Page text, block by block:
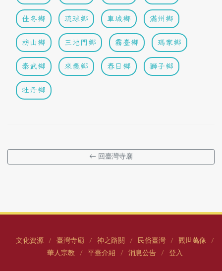
佳冬鄉 琉球鄉 車城鄉 滿州鄉
枋山鄉 三地門鄉 霧臺鄉 瑪家鄉
泰武鄉 來義鄉 春日鄉 獅子鄉
牡丹鄉
← 回臺灣寺廟
文化資源 / 臺灣寺廟 / 神之路關 / 民俗臺灣 / 觀世萬像 /
華人宗教 / 平臺介紹 / 消息公告 / 登入